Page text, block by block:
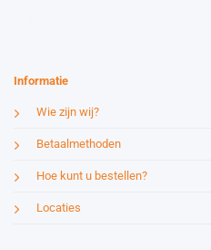
Informatie
Wie zijn wij?
Betaalmethoden
Hoe kunt u bestellen?
Locaties